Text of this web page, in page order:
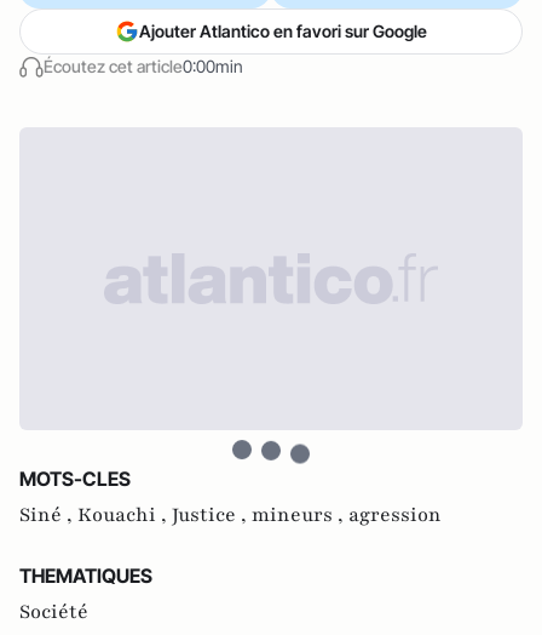
Écoutez cet article0:00min
Ajouter Atlantico en favori sur Google
MOTS-CLES
Siné , Kouachi , Justice , mineurs , agression
THEMATIQUES
Société